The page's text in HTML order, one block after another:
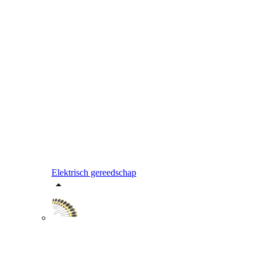
Elektrisch gereedschap